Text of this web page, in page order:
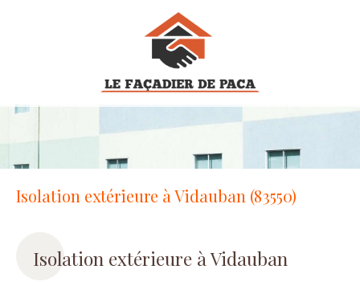
Isolation extérieure à Vidauban (83550)
Isolation extérieure à Vidauban